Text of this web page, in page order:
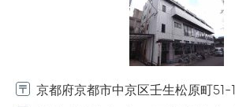
京都府京都市中京区壬生松原町51-1